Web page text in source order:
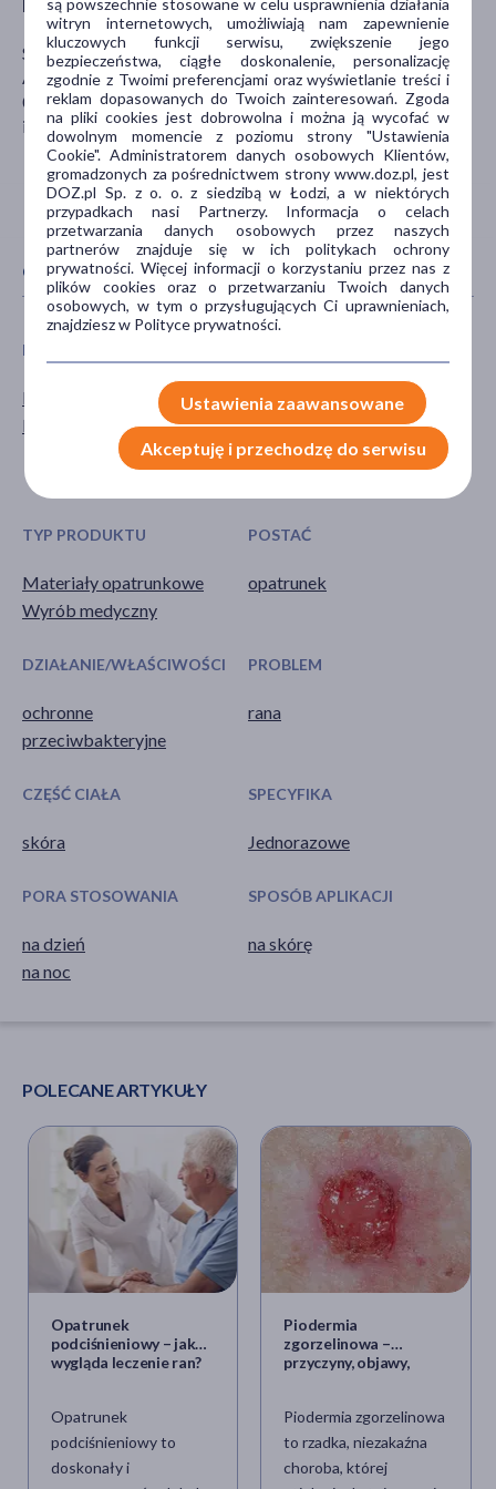
Producent
SMITH+ NEPHEW
Aleje Jerozolimskie 124
02-823 Warszawa
info.poland@smith-nephew.com
CECHY PRODUKTU
PŁEĆ
Mężczyzna
Kobieta
dla dzieci
dla młodzieży
dla dorosłych
TYP PRODUKTU
Materiały opatrunkowe
Wyrób medyczny
POSTAĆ
opatrunek
DZIAŁANIE/WŁAŚCIWOŚCI
ochronne
przeciwbakteryjne
PROBLEM
rana
CZĘŚĆ CIAŁA
skóra
SPECYFIKA
Jednorazowe
PORA STOSOWANIA
na dzień
na noc
SPOSÓB APLIKACJI
na skórę
POLECANE ARTYKUŁY
Opatrunek
podciśnieniowy – jak
wygląda leczenie ran?
Opatrunek
podciśnieniowy to
doskonały i
Piodermia
zgorzelinowa –
przyczyny, objawy,
Piodermia zgorzelinowa
to rzadka, niezakaźna
choroba, której
witryn internetowych, umożliwiają nam zapewnienie
kluczowych funkcji serwisu, zwiększenie jego
bezpieczeństwa, ciągłe doskonalenie, personalizację
zgodnie z Twoimi preferencjami oraz wyświetlanie treści i
reklam dopasowanych do Twoich zainteresowań. Zgoda
na pliki cookies jest dobrowolna i można ją wycofać w
dowolnym momencie z poziomu strony "Ustawienia
Cookie". Administratorem danych osobowych Klientów,
gromadzonych za pośrednictwem strony www.doz.pl, jest
DOZ.pl Sp. z o. o. z siedzibą w Łodzi, a w niektórych
przypadkach nasi Partnerzy. Informacja o celach
przetwarzania danych osobowych przez naszych
partnerów znajduje się w ich politykach ochrony
prywatności. Więcej informacji o korzystaniu przez nas z
plików cookies oraz o przetwarzaniu Twoich danych
osobowych, w tym o przysługujących Ci uprawnieniach,
znajdziesz w Polityce prywatności.
Ustawienia zaawansowane
Akceptuję i przechodzę do serwisu